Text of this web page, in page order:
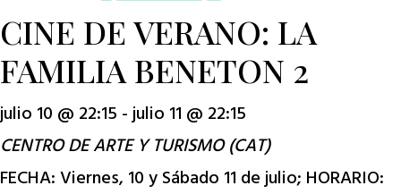
CINE DE VERANO: LA
FAMILIA BENETON 2
julio 10 @ 22:15 -julio 11 @ 22:15
CENTRO DE ARTE Y TURISMO (CAT)
FECHA: Viernes, 10 y Sábado 11 de julio; HORARIO: